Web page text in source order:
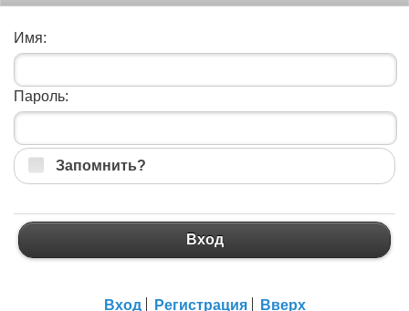
Имя:
Пароль:
Запомнить?
Вход
Вход Регистрация Вверх